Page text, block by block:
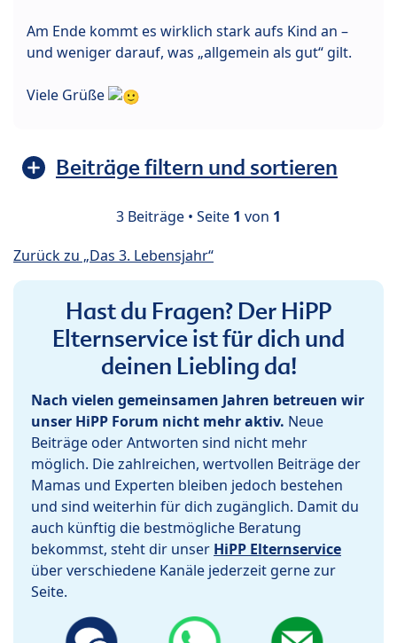
Am Ende kommt es wirklich stark aufs Kind an –
und weniger darauf, was „allgemein als gut“ gilt.
Viele Grüße
Beiträge filtern und sortieren
3 Beiträge • Seite 1 von 1
Zurück zu „Das 3. Lebensjahr“
Hast du Fragen? Der HiPP
Elternservice ist für dich und
deinen Liebling da!
Nach vielen gemeinsamen Jahren betreuen wir
unser HiPP Forum nicht mehr aktiv. Neue
Beiträge oder Antworten sind nicht mehr
möglich. Die zahlreichen, wertvollen Beiträge der
Mamas und Experten bleiben jedoch bestehen
und sind weiterhin für dich zugänglich. Damit du
auch künftig die bestmögliche Beratung
bekommst, steht dir unser HiPP Elternservice
über verschiedene Kanäle jederzeit gerne zur
Seite.